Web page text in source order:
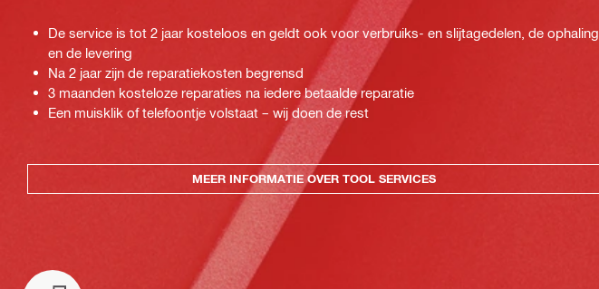
De service is tot 2 jaar kosteloos en geldt ook voor verbruiks- en slijtagedelen, de ophaling
en de levering
Na 2 jaar zijn de reparatiekosten begrensd
3 maanden kosteloze reparaties na iedere betaalde reparatie
Een muisklik of telefoontje volstaat – wij doen de rest
MEER INFORMATIE OVER TOOL SERVICES